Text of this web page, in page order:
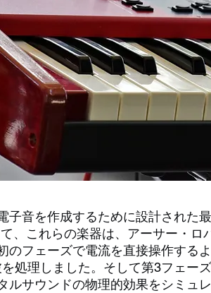
子音を作成するために設計された
、これらの楽器は、アーサー・
のフェーズで電流を直接操作する
処理しました。そして第3フェー
ルサウンドの物理的効果をシミュ